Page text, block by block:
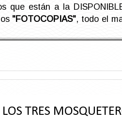
que están a la
"FOTOCOPIAS", todo el
TRES